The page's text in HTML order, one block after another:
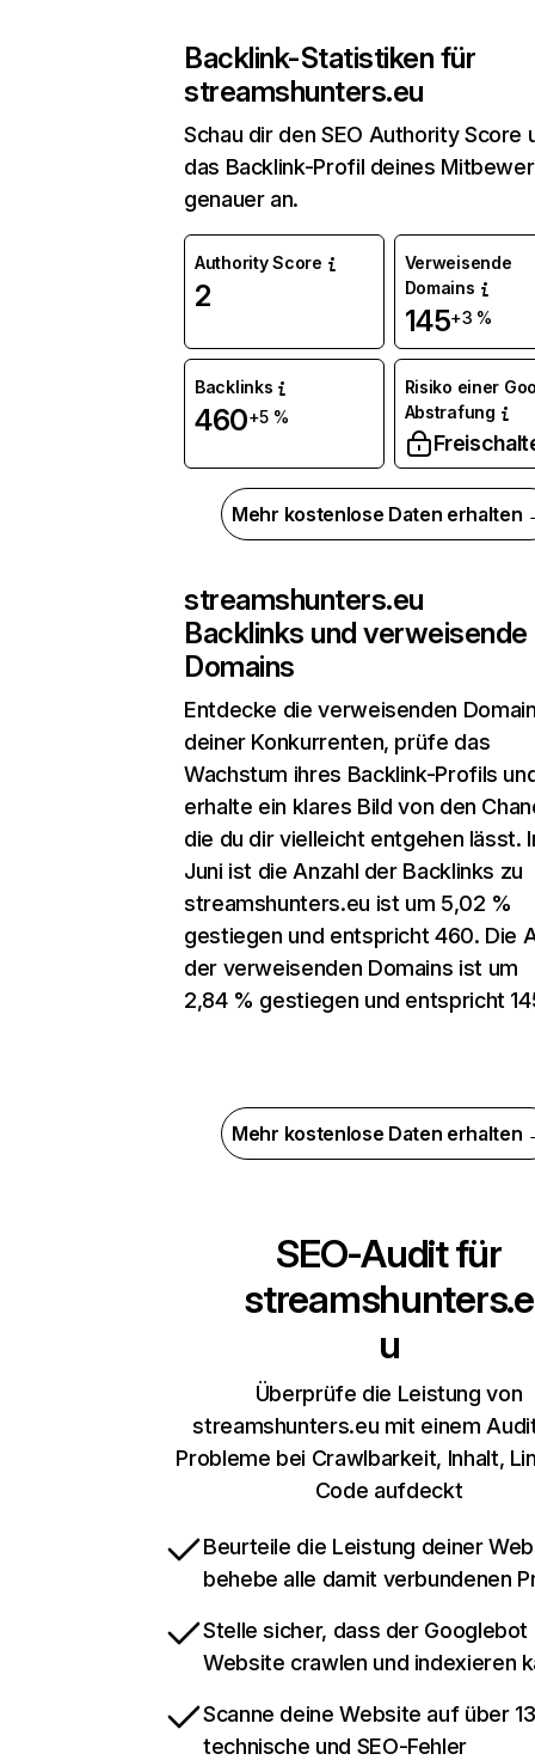
Backlink-Statistiken für
streamshunters.eu
Schau dir den SEO Authority Score
das Backlink-Profil deines
genauer an.
Authority Score
2
Verweisende
Domains
145+3 %
Backlinks
460+5 %
Risiko einer
Abstrafung
Mehr kostenlose Daten erhalten
streamshunters.eu
Backlinks und verweisende
Domains
Entdecke die verweisenden
deiner Konkurrenten, prüfe das
Wachstum ihres Backlink-Profils
erhalte ein klares Bild von den
die du dir vielleicht entgehen lässt.
Juni ist die Anzahl der Backlinks zu
streamshunters.eu ist um 5,02 %
gestiegen und entspricht 460. Die
der verweisenden Domains ist um
2,84 % gestiegen und entspricht
Mehr kostenlose Daten erhalten
SEO-Audit für
streamshunters.e
u
Überprüfe die Leistung von
streamshunters.eu mit einem
Probleme bei Crawlbarkeit, Inhalt,
Code aufdeckt
Beurteile die Leistung deiner
behebe alle damit verbundenen
Stelle sicher, dass der Googlebot
Website crawlen und indexieren
Scanne deine Website auf über
technische und SEO-Fehler